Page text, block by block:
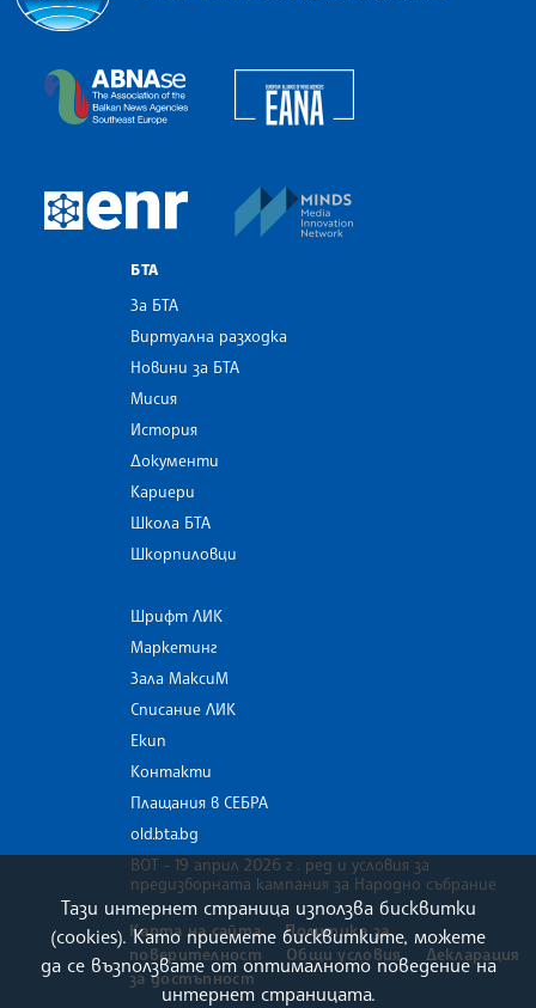
The Assocoation of the Balkan News Agencies
European Newsroom
БТА
За БТА
Виртуална разходка
Новини за БТА
Мисия
История
Документи
Кариери
Школа БТА
Шкорпиловци
Шрифт ЛИК
Маркетинг
Зала МаксиМ
Списание ЛИК
Екип
Контакти
Плащания в СЕБРА
old.bta.bg
ВОТ - 19 април 2026 г . ред и условия за
предизборната кампания за Народно събрание
Карта на сайта
Политика за
поверителност
Общи условия
Декларация
за достъпност
Тази интернет страница използва бисквитки
(cookies). Като приемете бисквитките, можете
да се възползвате от оптималното поведение на
интернет страницата.